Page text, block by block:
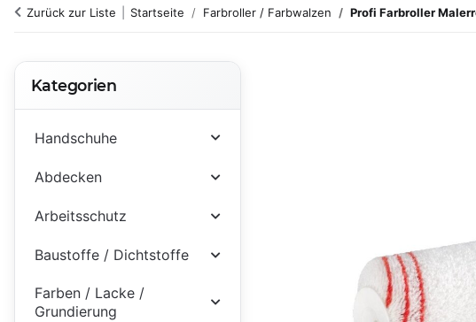
Zurück zur Liste Startseite Farbroller / Farbwalzen Profi Farbroller
Kategorien
Handschuhe
Abdecken
Arbeitsschutz
Baustoffe / Dichtstoffe
Farben / Lacke /
Grundierung